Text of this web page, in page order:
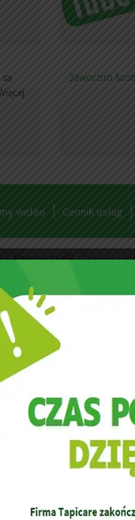
Jaworzno
wideo Cennik usług
byFirma w Anglii-